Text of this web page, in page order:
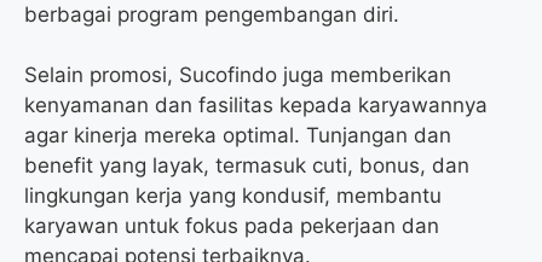
berbagai program pengembangan diri.
Selain promosi, Sucofindo juga memberikan
kenyamanan dan fasilitas kepada karyawannya
agar kinerja mereka optimal. Tunjangan dan
benefit yang layak, termasuk cuti, bonus, dan
lingkungan kerja yang kondusif, membantu
karyawan untuk fokus pada pekerjaan dan
mencapai potensi terbaiknya.